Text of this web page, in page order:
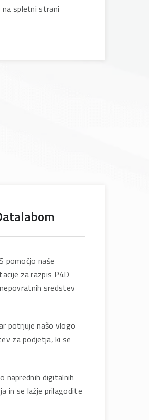
spletni strani
pomočjo naše
za razpis P4D
sredstev
potrjuje našo vlogo
za podjetja, ki se
naprednih digitalnih
in se lažje prilagodite